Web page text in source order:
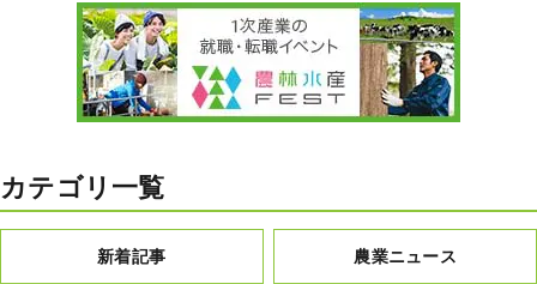
カテゴリ一覧
新着記事 農業ニュース